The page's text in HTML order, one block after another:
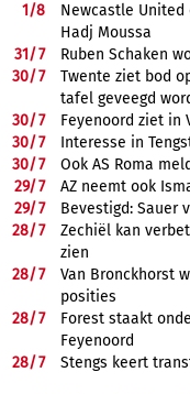
1/8
Newcastle
Hadj Moussa
31/7
Ruben Schaken
30/7
Twente ziet bod
tafel geveegd
30/7
Feyenoord ziet in
30/7
Interesse in
30/7
Ook AS Roma
29/7
AZ neemt ook
29/7
Bevestigd: Sauer
28/7
Zechiël kan
zien
28/7
Van Bronckhorst
posities
28/7
Forest staakt
Feyenoord
28/7 Stengs keert